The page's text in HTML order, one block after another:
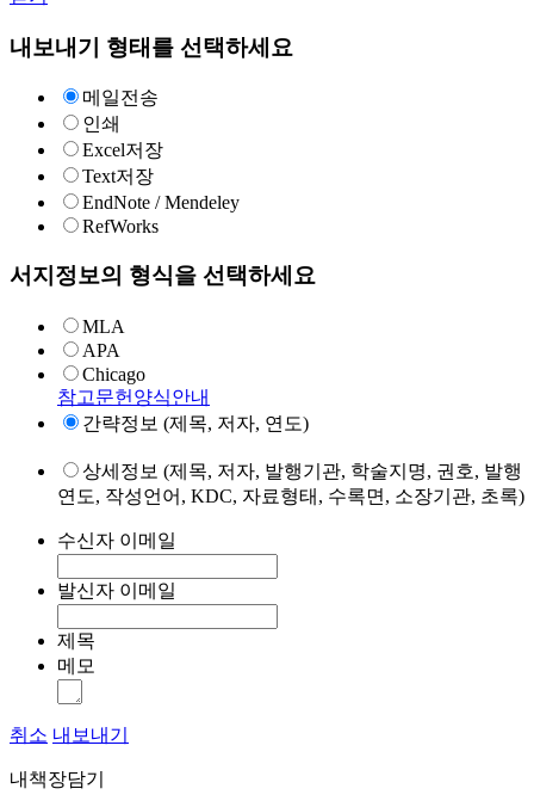
내보내기 형태를 선택하세요
메일전송
인쇄
Excel저장
Text저장
EndNote / Mendeley
RefWorks
서지정보의 형식을 선택하세요
MLA
APA
Chicago
참고문헌양식안내
간략정보 (제목, 저자, 연도)
상세정보 (제목, 저자, 발행기관, 학술지명, 권호, 발행
연도, 작성언어, KDC, 자료형태, 수록면, 소장기관, 초록)
수신자 이메일
발신자 이메일
제목
메모
취소 내보내기
내책장담기